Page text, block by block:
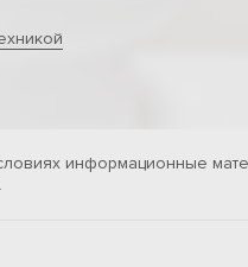
информационные